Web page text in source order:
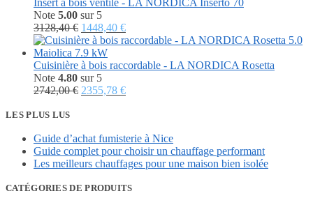
3276,00 €.
Insert à bois ventilé - LA NORDICA Inserto 70
Note 5.00 sur 5
3128,40€ Le
prix
initial
était :
3128,40 €.
1448,40 €Le
prix
est :
Cuisinière à bois raccordable - LA NORDICA Rosetta
Note 4.80 sur 5
2742,00€ Le
2742,00 €.
2355,78 €Le
2355,78 €.
LES PLUS LUS
Guide d’achat fumisterie à Nice
Guide complet pour choisir un chauffage performant
Les meilleurs chauffages pour une maison bien isolée
CATÉGORIES DE PRODUITS